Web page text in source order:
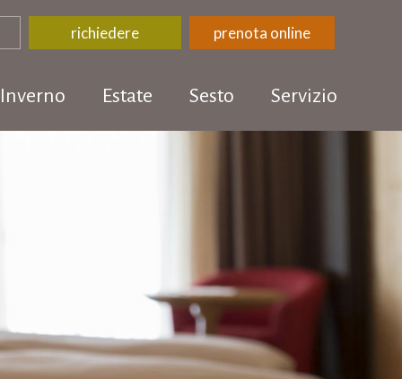
richiedere prenota online
Inverno Estate Sesto Servizio